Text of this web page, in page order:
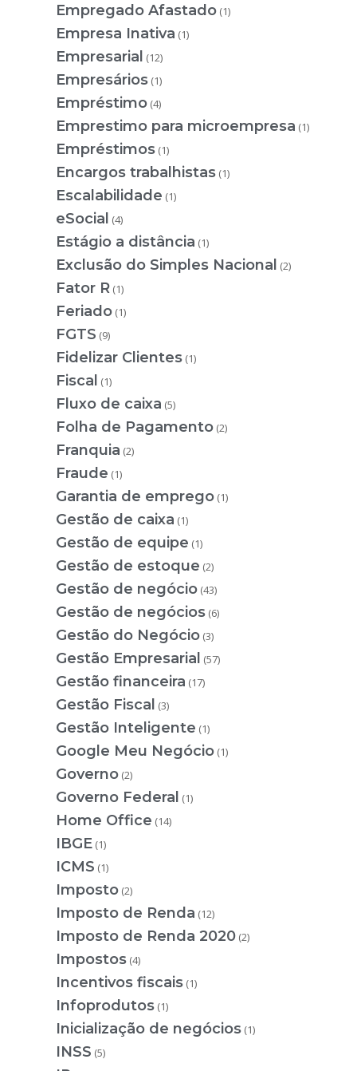
Empregado Afastado (1)
Empresa Inativa (1)
Empresarial (12)
Empresários (1)
Empréstimo (4)
Emprestimo para microempresa (1)
Empréstimos (1)
Encargos trabalhistas (1)
Escalabilidade (1)
eSocial (4)
Estágio a distância (1)
Exclusão do Simples Nacional (2)
Fator R (1)
Feriado (1)
FGTS (9)
Fidelizar Clientes (1)
Fiscal (1)
Fluxo de caixa (5)
Folha de Pagamento (2)
Franquia (2)
Fraude (1)
Garantia de emprego (1)
Gestão de caixa (1)
Gestão de equipe (1)
Gestão de estoque (2)
Gestão de negócio (43)
Gestão de negócios (6)
Gestão do Negócio (3)
Gestão Empresarial (57)
Gestão financeira (17)
Gestão Fiscal (3)
Gestão Inteligente (1)
Google Meu Negócio (1)
Governo (2)
Governo Federal (1)
Home Office (14)
IBGE (1)
ICMS (1)
Imposto (2)
Imposto de Renda (12)
Imposto de Renda 2020 (2)
Impostos (4)
Incentivos fiscais (1)
Infoprodutos (1)
Inicialização de negócios (1)
INSS (5)